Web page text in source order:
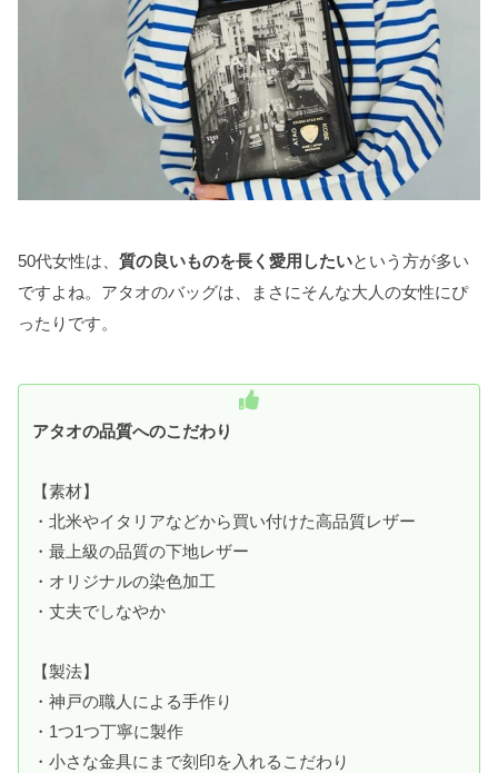
50代女性は、 質の良いものを長く愛用したいという方が多い
ですよね。アタオのバッグは、まさにそんな大人の女性にぴ
ったりです。
アタオの品質へのこだわり
【素材】
・北米やイタリアなどから買い付けた高品質レザー
・最上級の品質の下地レザー
・オリジナルの染色加工
・丈夫でしなやか
【製法】
・神戸の職人による手作り
・1つ1つ丁寧に製作
・小さな金具にまで刻印を入れるこだわり